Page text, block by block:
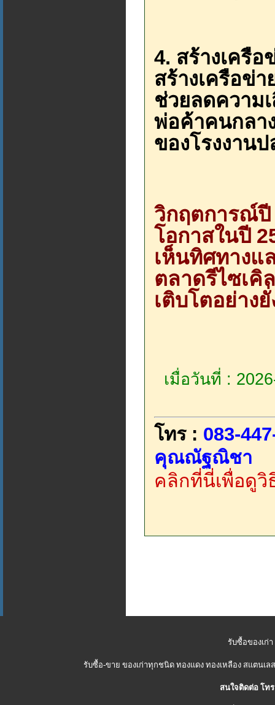
4. สร้างเครื
สร้างเครือข่
ช่วยลดความ
พ่อค้าคนกลา
ของโรงงาน
วิกฤตการณ์ปี
โอกาสในปี
เห็นทิศทางแ
ตลาดรีไซเคิ
เติบโตอย่าง
เมื่อวันที่ :
โทร : 083-
คุณณัฐณิชา
คลิกที่นี่เพื่อดูวิ
รับซื้อของเก่
รับซื้อ-ขาย ของเก่าทุกชนิด ทองแดง ทองเหลือง สแตนเ
สนใจติดต่อ โทร